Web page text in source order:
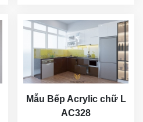
Mẫu Bếp Acrylic chữ L
AC328